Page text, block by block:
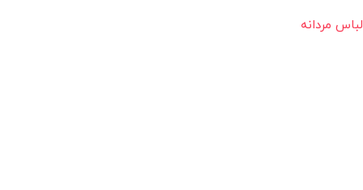
لباس مردانه